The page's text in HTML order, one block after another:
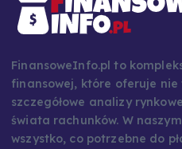
FinansoweInfo.pl to
finansowej, które oferuje
szczegółowe analizy
świata rachunków. W
wszystko, co potrzebne do